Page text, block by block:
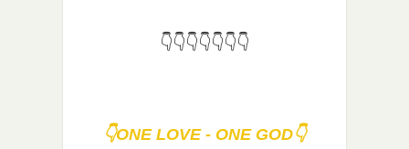
👇👇👇👇👇👇👇
👇ONE LOVE - ONE GOD👇